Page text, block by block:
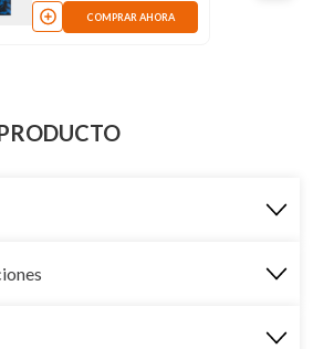
COMPRAR AHORA